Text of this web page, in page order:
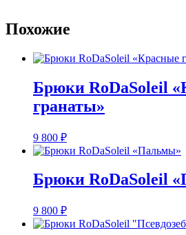
Похожие
Брюки RoDaSoleil
гранаты»
9 800 ₽
Брюки RoDaSoleil
9 800 ₽